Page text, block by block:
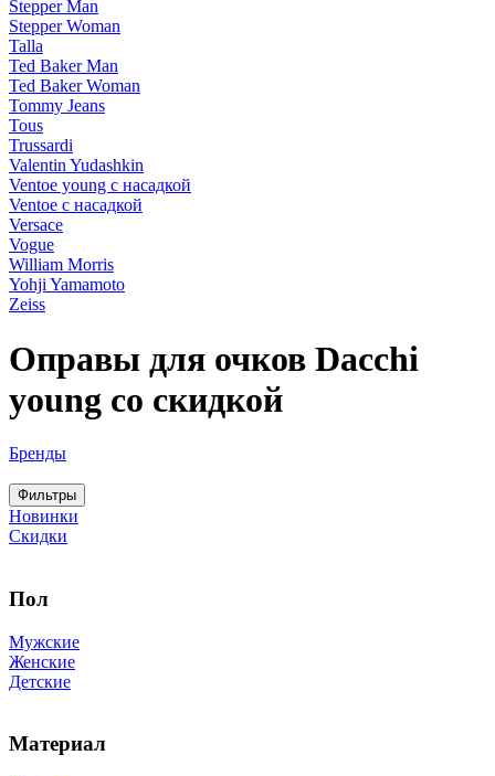
Stepper Man
Stepper Woman
Talla
Ted Baker Man
Ted Baker Woman
Tommy Jeans
Tous
Trussardi
Valentin Yudashkin
Ventoe young с насадкой
Ventoe с насадкой
Versace
Vogue
William Morris
Yohji Yamamoto
Zeiss
Оправы для очков Dacchi
young со скидкой
Бренды
Фильтры
Новинки
Скидки
Пол
Мужские
Женские
Детские
Материал